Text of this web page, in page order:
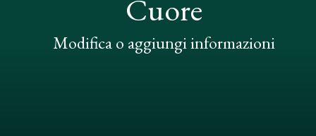
Cuore
Modifica o aggiungi informazioni